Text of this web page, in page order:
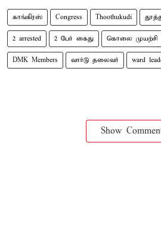
காங்கிரஸ் Congress Thoothukudi
2 arrested 2 பேர் கைது கொலை முயற்சி
DMK Members வார்டு தலைவர் ward
Show